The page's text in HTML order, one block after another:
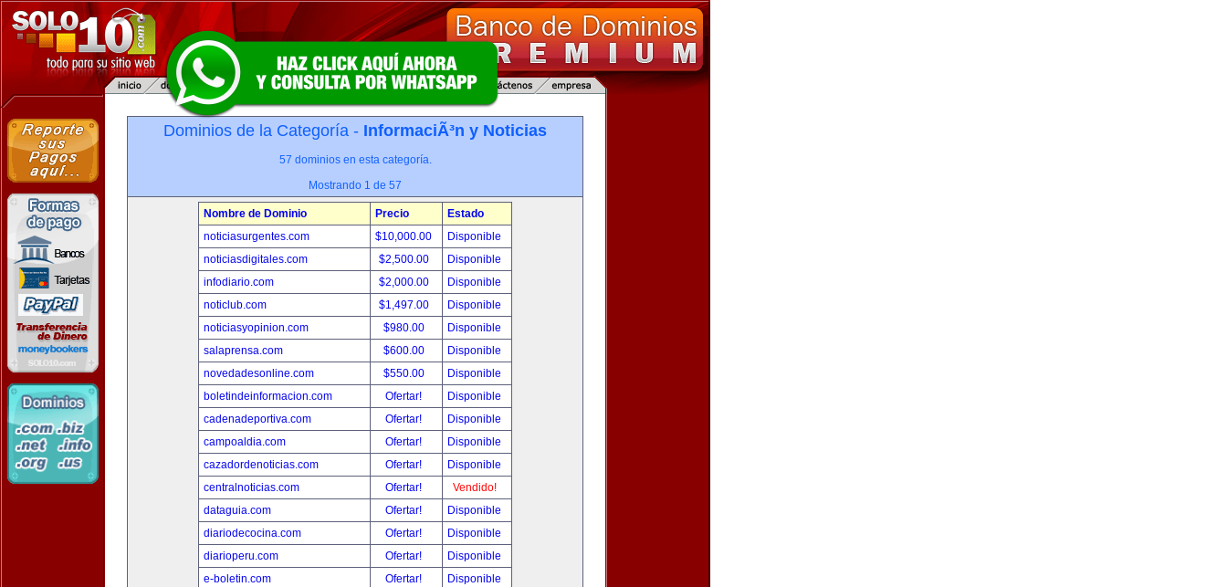
Dominios de la Categoría - InformaciÃ³n y Noticias
57 dominios en esta categoría.
Mostrando 1 de 57
Nombre de Dominio Precio
Estado
noticiasurgentes.com
$10,000.00
Disponible
noticiasdigitales.com
$2,500.00
Disponible
infodiario.com
$2,000.00
Disponible
noticlub.com
$1,497.00
Disponible
noticiasyopinion.com
$980.00
Disponible
salaprensa.com
$600.00
Disponible
novedadesonline.com
$550.00
Disponible
boletindeinformacion.com
Ofertar!
Disponible
cadenadeportiva.com
Ofertar!
Disponible
campoaldia.com
Ofertar!
Disponible
cazadordenoticias.com
Ofertar!
Disponible
centralnoticias.com
Ofertar!
Vendido!
dataguia.com
Ofertar!
Disponible
diariodecocina.com
Ofertar!
Disponible
diarioperu.com
Ofertar!
Disponible
e-boletin.com
Ofertar!
Disponible